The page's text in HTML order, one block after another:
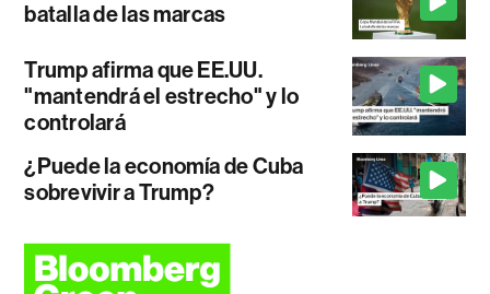
batalla de las marcas
Trump afirma que EE.UU.
"mantendrá el estrecho" y lo
controlará
¿Puede la economía de Cuba
sobrevivir a Trump?